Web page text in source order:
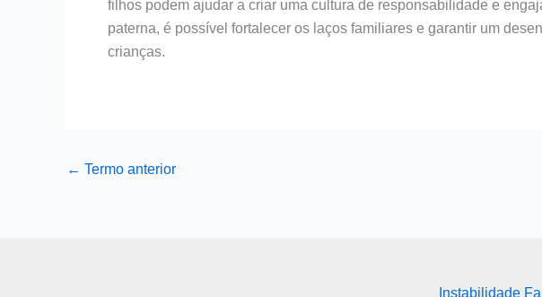
filhos podem ajudar a criar uma cultura de responsabilidade e
paterna, é possível fortalecer os laços familiares e garantir um
crianças.
← Termo anterior
Instabilidade